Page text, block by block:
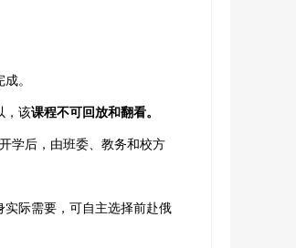
。
，该课程不可回放和翻看。
学后，由班委、教务和校方
际需要，可自主选择前赴俄